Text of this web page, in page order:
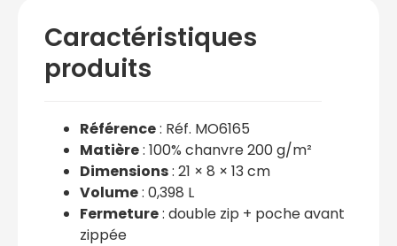
Caractéristiques
produits
Référence: Réf. MO6165
Matière: 100% chanvre 200 g/m²
Dimensions: 21 × 8 × 13 cm
Volume: 0,398 L
Fermeture: double zip + poche avant
zippée